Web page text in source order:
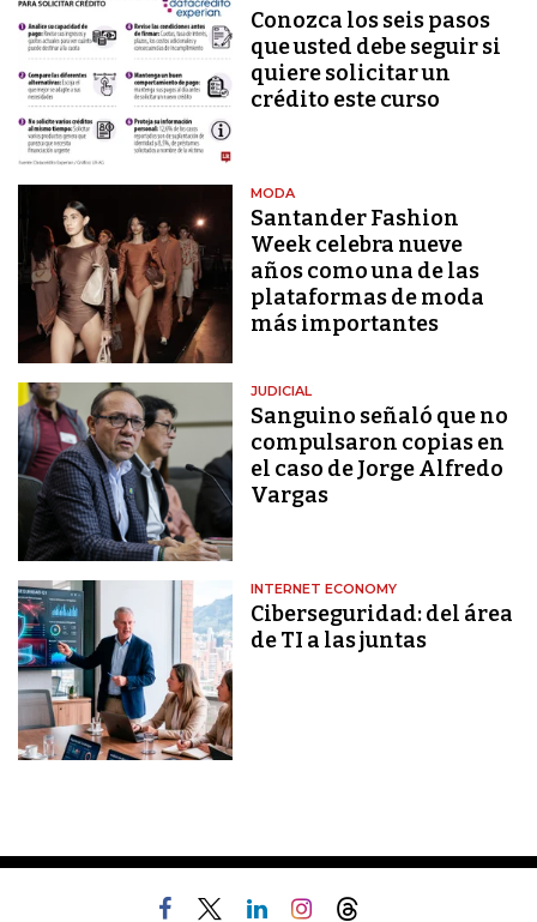
Conozca los seis pasos
que usted debe seguir si
quiere solicitar un
crédito este curso
MODA
Santander Fashion
Week celebra nueve
años como una de las
plataformas de moda
más importantes
JUDICIAL
Sanguino señaló que no
compulsaron copias en
el caso de Jorge Alfredo
Vargas
INTERNET ECONOMY
Ciberseguridad: del área
de TI a las juntas